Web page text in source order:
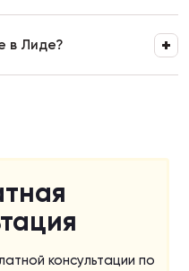
в Лиде?
консультации по